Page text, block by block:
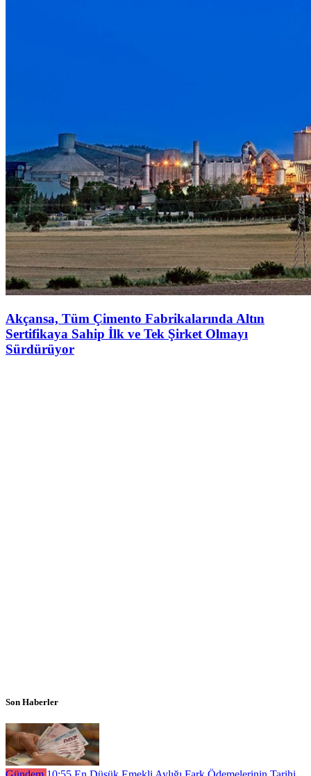
Akçansa, Tüm Çimento Fabrikalarında Altın
Sertifikaya Sahip İlk ve Tek Şirket Olmayı
Sürdürüyor
Son Haberler